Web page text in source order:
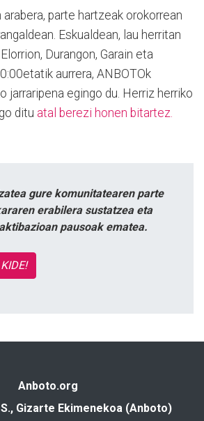
parte hartzeak orokorrean
Eskualdean, lau herritan
Durangon, Garain eta
aurrera, ANBOTOk
jarraripena egingo du. Herriz herriko
ditu atal berezi honen bitartez.
gure komunitatearen parte
erabilera sustatzea eta
pausoak ematea.
Anboto.org
Gizarte Ekimenekoa (Anboto)